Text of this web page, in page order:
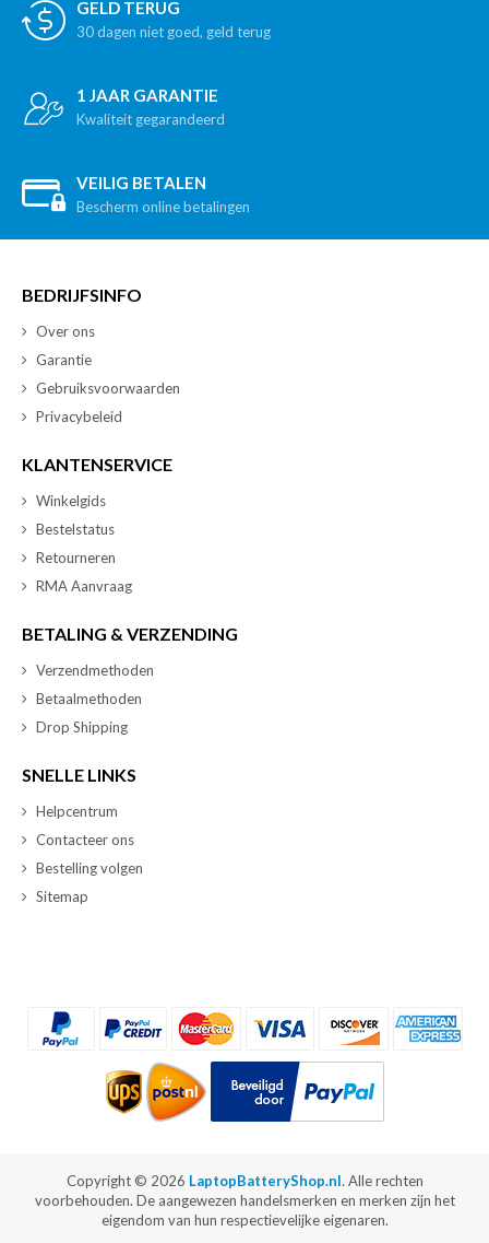
GELD TERUG
30 dagen niet goed, geld terug
1 JAAR GARANTIE
Kwaliteit gegarandeerd
VEILIG BETALEN
Bescherm online betalingen
BEDRIJFSINFO
Over ons
Garantie
Gebruiksvoorwaarden
Privacybeleid
KLANTENSERVICE
Winkelgids
Bestelstatus
Retourneren
RMA Aanvraag
BETALING & VERZENDING
Verzendmethoden
Betaalmethoden
Drop Shipping
SNELLE LINKS
Helpcentrum
Contacteer ons
Bestelling volgen
Sitemap
Copyright © 2026 LaptopBatteryShop.nl. Alle rechten
voorbehouden. De aangewezen handelsmerken en merken zijn het
eigendom van hun respectievelijke eigenaren.